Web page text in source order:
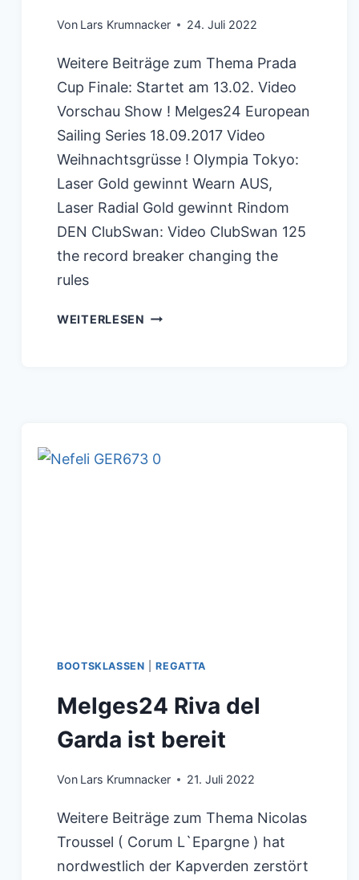
Von Lars Krumnacker 24. Juli 2022
Weitere Beiträge zum Thema Prada
Cup Finale: Startet am 13.02. Video
Vorschau Show ! Melges24 European
Sailing Series 18.09.2017 Video
Weihnachtsgrüsse ! Olympia Tokyo:
Laser Gold gewinnt Wearn AUS,
Laser Radial Gold gewinnt Rindom
DEN ClubSwan: Video ClubSwan 125
the record breaker changing the
rules
WEITERLESEN MELGES24
DEL
BOOTSKLASSEN |REGATTA
Melges24 Riva del
Garda ist bereit
Von Lars Krumnacker 21. Juli 2022
Weitere Beiträge zum Thema Nicolas
Troussel ( Corum L`Epargne ) hat
nordwestlich der Kapverden zerstört